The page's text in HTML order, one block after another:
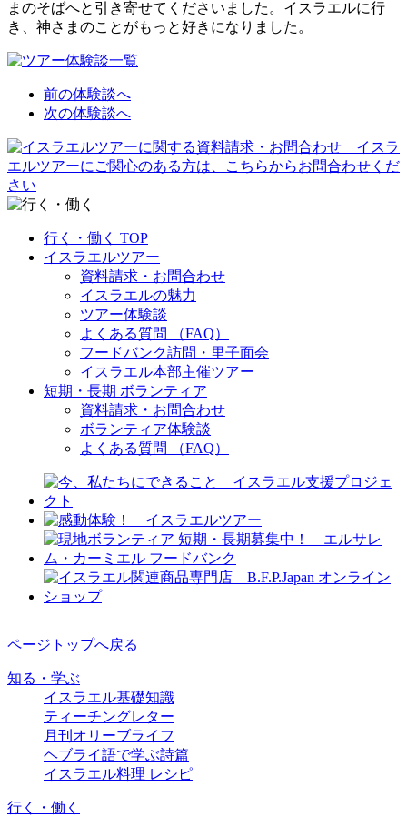
まのそばへと引き寄せてくださいました。イスラエルに行
き、神さまのことがもっと好きになりました。
前の体験談へ
次の体験談へ
行く・働く TOP
イスラエルツアー
資料請求・お問合わせ
イスラエルの魅力
ツアー体験談
よくある質問 （FAQ）
フードバンク訪問・里子面会
イスラエル本部主催ツアー
短期・長期 ボランティア
資料請求・お問合わせ
ボランティア体験談
よくある質問 （FAQ）
ページトップへ戻る
知る・学ぶ
イスラエル基礎知識
ティーチングレター
月刊オリーブライフ
ヘブライ語で学ぶ詩篇
イスラエル料理 レシピ
行く・働く